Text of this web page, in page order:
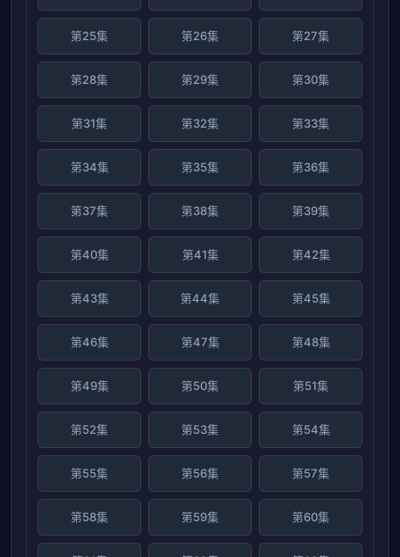
第25集 第26集 第27集
第28集 第29集 第30集
第31集 第32集 第33集
第34集 第35集 第36集
第37集 第38集 第39集
第40集 第41集 第42集
第43集 第44集 第45集
第46集 第47集 第48集
第49集 第50集 第51集
第52集 第53集 第54集
第55集 第56集 第57集
第58集 第59集 第60集